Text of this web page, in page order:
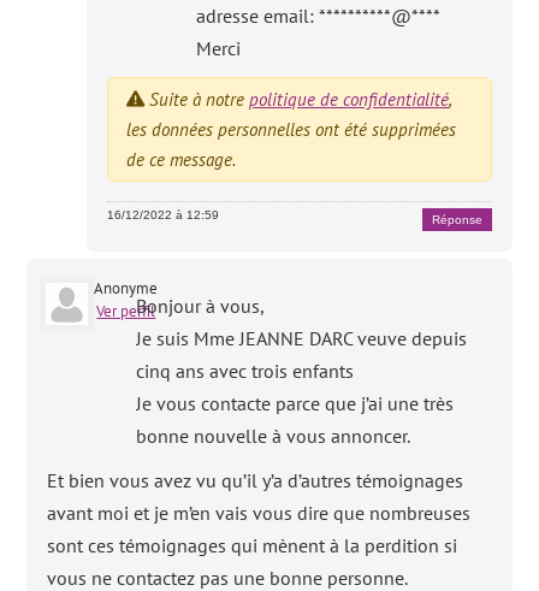
adresse email: **********@****
Merci
Suite à notrepolitique de confidentialité,
les données personnelles ont été supprimées
de ce message.
16/12/2022 à 12:59 Réponse
Anonyme
Ver perfilBonjour à vous,
Je suis Mme JEANNE DARC veuve depuis
cinq ans avec trois enfants
Je vous contacte parce que j’ai une très
bonne nouvelle à vous annoncer.
Et bien vous avez vu qu’il y’a d’autres témoignages
avant moi et je m’en vais vous dire que nombreuses
sont ces témoignages qui mènent à la perdition si
vous ne contactez pas une bonne personne.